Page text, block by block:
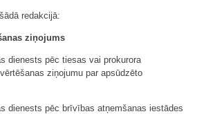
redakcijā:
ziņojums
dienests pēc tiesas vai prokurora
ziņojumu par apsūdzēto
dienests pēc brīvības atņemšanas iestādes